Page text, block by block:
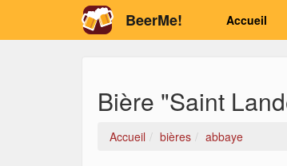
BeerMe! Accueil
Bière "Saint
Accueil bières abbaye